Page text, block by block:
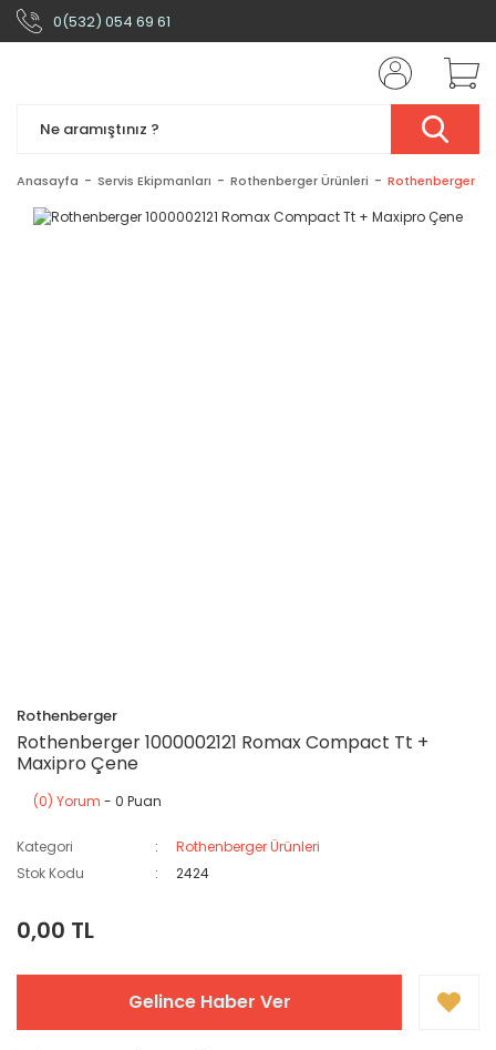
0(532) 054 69 61
Anasayfa Servis Ekipmanları Rothenberger Ürünleri Rothenberger
Rothenberger
Rothenberger 1000002121 Romax Compact Tt +
Maxipro Çene
(0) Yorum - 0 Puan
Kategori
Rothenberger Ürünleri
Stok Kodu
2424
0,00 TL
Gelince Haber Ver